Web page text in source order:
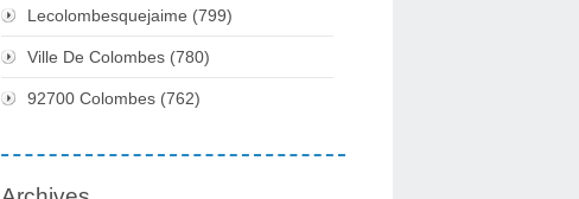
Lecolombesquejaime (799)
Ville De Colombes (780)
92700 Colombes (762)